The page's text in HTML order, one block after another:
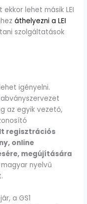
lehet másik LEI
áthelyezni a LEI
szolgáltatások
igényelni.
az egyik vezető,
regisztrációs
online
megújítására
nyelvű
a GS1